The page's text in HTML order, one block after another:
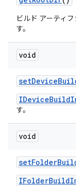
ビルド アーティ
す。
void
setDevice
す。
void
setFolder